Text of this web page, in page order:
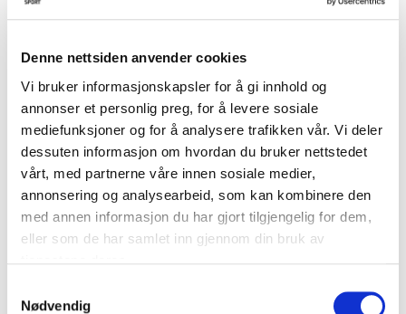
Denne nettsiden anvender cookies
Vi bruker informasjonskapsler for å gi innhold og
annonser et personlig preg, for å levere sosiale
mediefunksjoner og for å analysere trafikken vår. Vi deler
dessuten informasjon om hvordan du bruker nettstedet
vårt, med partnerne våre innen sosiale medier,
annonsering og analysearbeid, som kan kombinere den
med annen informasjon du har gjort tilgjengelig for dem,
eller som de har samlet inn gjennom din bruk av
Nødvendig
Størrelse
VELG STØRRELSE
Navn
Motiv
LEGG I HANDLEKURV KLIKK & HENT
Leveringstiden forlenges dersom produkter personaliseres.